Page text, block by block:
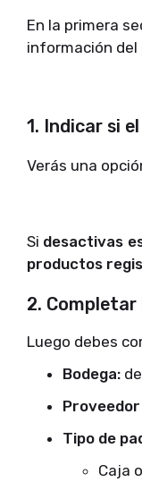
En la primera
información del
1. Indicar si
Verás una
Si desactivas
productos
2.
Luego debes
Bodega:
Tipo de
Caja